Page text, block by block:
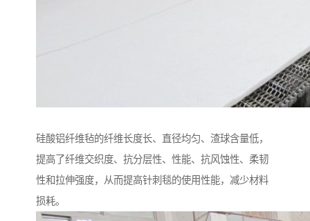
硅酸铝纤维毡的纤维长度长、直径均匀、渣球含量低，
提高了纤维交织度、抗分层性、性能、抗风蚀性、柔韧
性和拉伸强度，从而提高针刺毯的使用性能，减少材料
损耗。